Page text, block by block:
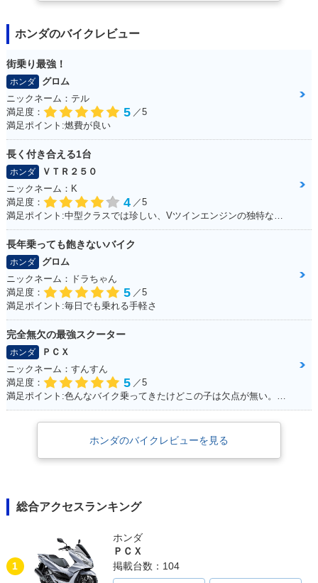
ホンダのバイクレビュー
街乗り最強！
ホンダ
グロム
ニックネーム：テル
満足度：
5 ／5
満足ポイント:燃費が良い
長く付き合える1台
ホンダ
ＶＴＲ２５０
ニックネーム：K
満足度：
4 ／5
満足ポイント:中型クラスでは珍しい、Vツインエンジンの独特なエンジンサウンドは走っていて気持ちが良い。燃費、運動性能、乗り心地と、どれを取っても優秀で、街乗りからツーリングまで1台でこなせてしまう優等生。
長年乗っても飽きないバイク
ホンダ
グロム
ニックネーム：ドラちゃん
満足度：
5 ／5
満足ポイント:毎日でも乗れる手軽さ
完全無欠の最強スクーター
ホンダ
ＰＣＸ
ニックネーム：すんすん
満足度：
5 ／5
満足ポイント:色んなバイク乗ってきたけどこの子は欠点が無い。ほんとに不満が出ない完成度の高いバイク！
ホンダのバイクレビューを見る
総合アクセスランキング
1
ホンダ
ＰＣＸ
掲載台数：104